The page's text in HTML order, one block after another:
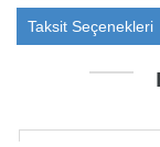
Taksit Seçenekleri